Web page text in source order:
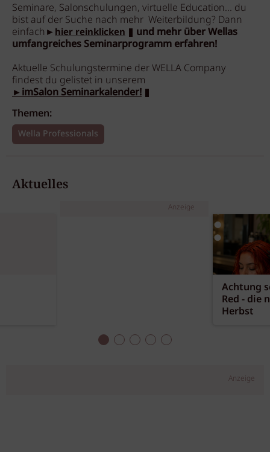
Seminare, Salonschulungen, virtuelle Education... du
bist auf der Suche nach mehr Weiterbildung? Dann
einfach►hier reinklicken
und mehr über Wellas
umfangreiches Seminarprogramm erfahren!
Aktuelle Schulungstermine der WELLA Company
findest du gelistet in unserem
►imSalon Seminarkalender!
Themen:
Wella Professionals
Aktuelles
Anzeige
Achtung
Red - die
Herbst
Anzeige